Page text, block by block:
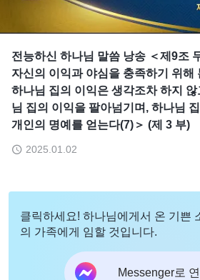
전능하신 하나님 말씀 낭송 ＜제9조
자신의 이익과 야심을 충족하기 위해
하나님 집의 이익은 생각조차 하지
님 집의 이익을 팔아넘기며, 하나님
개인의 명예를 얻는다(7)＞ (제 3 부)
2025.01.02
클릭하세요! 하나님에게서 온 기쁜
의 가족에게 임할 것입니다.
Messenger로 연